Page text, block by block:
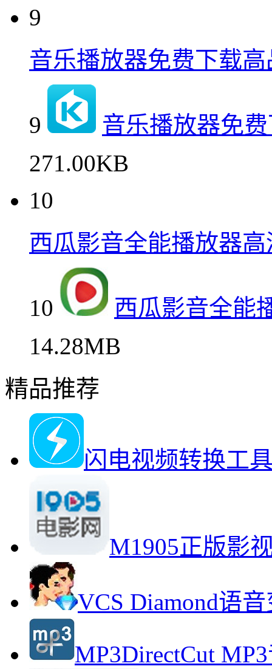
9
音乐播放器免费下载
9
音乐播放器免
271.00KB
10
西瓜影音全能播放器
10
西瓜影音全能
14.28MB
精品推荐
闪电视频转换工
M1905正版影
VCS Diamond语
MP3DirectCut